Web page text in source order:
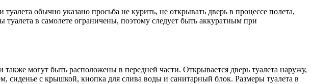
обычно указано просьба не курить, не открывать дверь в процессе полета,
в самолете ограничены, поэтому следует быть аккуратным при
могут быть расположены в передней части. Открывается дверь туалета наружу,
сиденье с крышкой, кнопка для слива воды и санитарный блок. Размеры туалета в